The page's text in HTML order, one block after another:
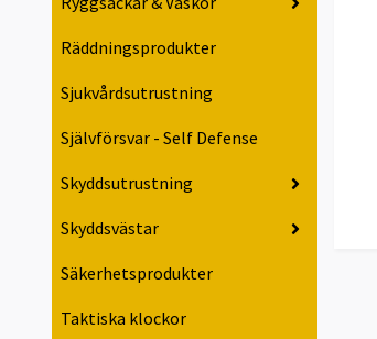
Räddningsprodukter
Sjukvårdsutrustning
Självförsvar - Self Defense
Skyddsutrustning
Skyddsvästar
Säkerhetsprodukter
Taktiska klockor